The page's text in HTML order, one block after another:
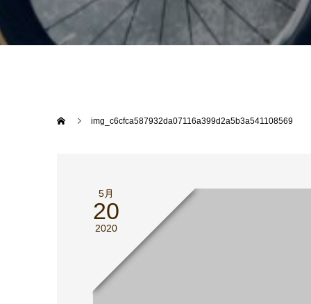
img_c6cfca587932da07116a399d2a5b3a541108569
5月
20
2020